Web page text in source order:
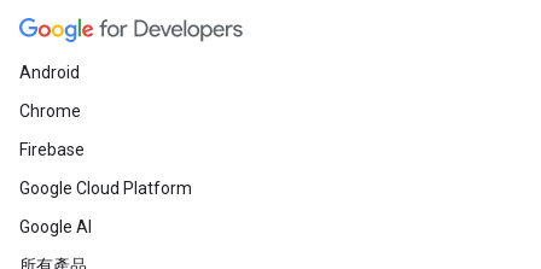
Android
Chrome
Firebase
Google Cloud Platform
Google AI